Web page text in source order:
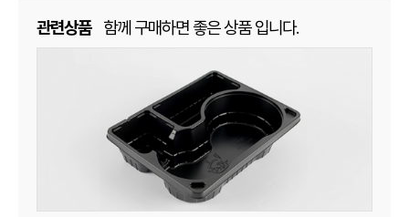
관련상품 함께 구매하면 좋은 상품 입니다.